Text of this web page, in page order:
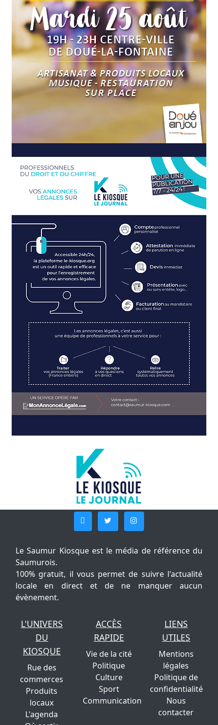
Le Saumur Kiosque est le média de référence du
Saumurois.
100% gratuit, il vous permet de suivre l'actualité
locale en direct et de ne manquer aucun
évènement.
L'UNIVERS
DU
KIOSQUE
Rue des
commerces
Produits
locaux
L'agenda
ACCÈS
RAPIDE
Vie de la cité
Politique
Culture
Sport
Communication
LIENS
UTILES
Mentions
légales
Politique de
confidentialité
Nous
contacter